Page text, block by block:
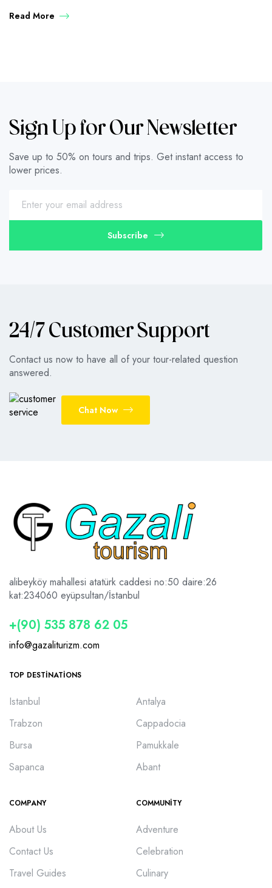
Read More
Sign Up for Our Newsletter
Save up to 50% on tours and trips. Get instant access to
lower prices.
Subscribe
24/7 Customer Support
Contact us now to have all of your tour-related question
answered.
Chat Now
alibeyköy mahallesi atatürk caddesi no:50 daire:26
kat:234060 eyüpsultan/İstanbul
+(90) 535 878 62 05
info@gazaliturizm.com
TOP DESTINATIONS
Istanbul
Trabzon
Bursa
Sapanca
Antalya
Cappadocia
Pamukkale
Abant
COMPANY
About Us
Contact Us
Travel Guides
COMMUNITY
Adventure
Celebration
Culinary